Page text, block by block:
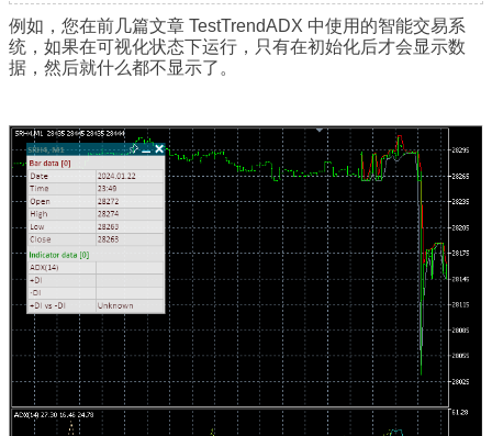
例如，您在前几篇文章 TestTrendADX 中使用的智能交易系
统，如果在可视化状态下运行，只有在初始化后才会显示数
据，然后就什么都不显示了。